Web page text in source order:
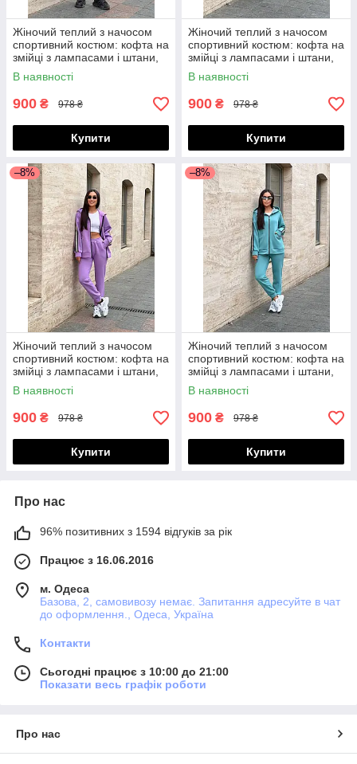
Жіночий теплий з начосом
спортивний костюм: кофта на
змійці з лампасами і штани,
норма та напівбатал
В наявності
900 ₴ 978 ₴
Купити
Жіночий теплий з начосом
спортивний костюм: кофта на
змійці з лампасами і штани,
норма та напівбатал
В наявності
900 ₴ 978 ₴
Купити
–8%
Жіночий теплий з начосом
спортивний костюм: кофта на
змійці з лампасами і штани,
норма та напівбатал
В наявності
900 ₴ 978 ₴
Купити
–8%
Жіночий теплий з начосом
спортивний костюм: кофта на
змійці з лампасами і штани,
норма та напівбатал
В наявності
900 ₴ 978 ₴
Купити
Про нас
96% позитивних з 1594 відгуків за рік
Працює з 16.06.2016
м. Одеса
Базова, 2, самовивозу немає. Запитання адресуйте в чат
до оформлення., Одеса, Україна
Контакти
Сьогодні працює з 10:00 до 21:00
Показати весь графік роботи
Про нас